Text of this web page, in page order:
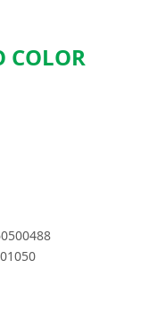
COLOR